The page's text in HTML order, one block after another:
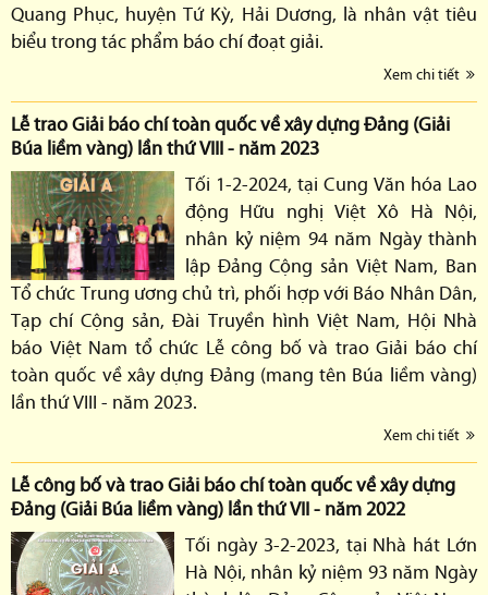
Quang Phục, huyện Tứ Kỳ, Hải Dương, là nhân vật tiêu
biểu trong tác phẩm báo chí đoạt giải.
Xem chi tiết
Lễ trao Giải báo chí toàn quốc về xây dựng Đảng (Giải
Búa liềm vàng) lần thứ VIII - năm 2023
Tối 1-2-2024, tại Cung Văn hóa Lao
động Hữu nghị Việt Xô Hà Nội,
nhân kỷ niệm 94 năm Ngày thành
lập Đảng Cộng sản Việt Nam, Ban
Tổ chức Trung ương chủ trì, phối hợp với Báo Nhân Dân,
Tạp chí Cộng sản, Đài Truyền hình Việt Nam, Hội Nhà
báo Việt Nam tổ chức Lễ công bố và trao Giải báo chí
toàn quốc về xây dựng Đảng (mang tên Búa liềm vàng)
lần thứ VIII - năm 2023.
Xem chi tiết
Lễ công bố và trao Giải báo chí toàn quốc về xây dựng
Đảng (Giải Búa liềm vàng) lần thứ VII - năm 2022
Tối ngày 3-2-2023, tại Nhà hát Lớn
Hà Nội, nhân kỷ niệm 93 năm Ngày